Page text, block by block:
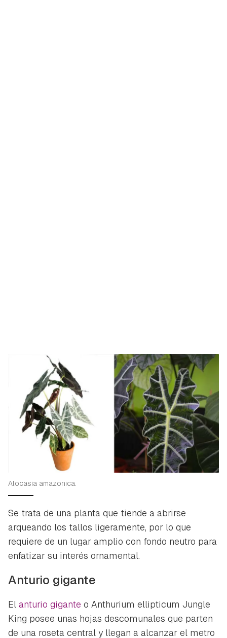
Alocasia amazonica.
Se trata de una planta que tiende a abrirse
arqueando los tallos ligeramente, por lo que
requiere de un lugar amplio con fondo neutro para
enfatizar su interés ornamental.
Anturio gigante
El anturio gigante o Anthurium ellipticum Jungle
King posee unas hojas descomunales que parten
de una roseta central y llegan a alcanzar el metro